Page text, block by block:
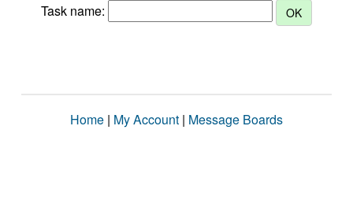
Task name:
Home | My Account | Message Boards